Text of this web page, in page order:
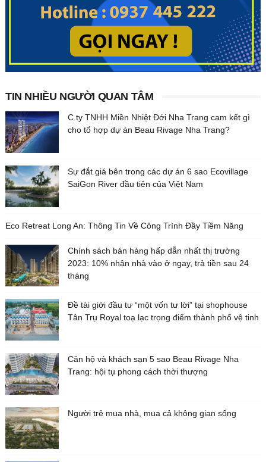
TIN NHIỀU NGƯỜI QUAN TÂM
C.ty TNHH Miền Nhiệt Đới Nha Trang cam kết gì
cho tổ hợp dự án Beau Rivage Nha Trang?
Sự đắt giá bên trong các dự án 6 sao Ecovillage
SaiGon River đầu tiên của Việt Nam
Eco Retreat Long An: Thông Tin Về Công Trình Đầy Tiềm Năng
Chính sách bán hàng hấp dẫn nhất thị trường
2023: 10% nhận nhà vào ở ngay, trả tiền sau 24
tháng
Đề tài giới đầu tư “một vốn tư lời” tại shophouse
Tân Trụ Royal toạ lạc trọng điểm thành phố vệ tinh
Căn hộ và khách sạn 5 sao Beau Rivage Nha
Trang: hội tụ phong cách thời thượng
Người trẻ mua nhà, mua cả không gian sống